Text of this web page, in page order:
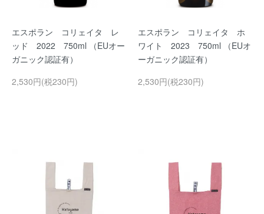
エスポラン コリェイタ レ
ッド 2022 750ml （EUオー
ガニック認証有）
2,530円(税230円)
エスポラン コリェイタ ホ
ワイト 2023 750ml （EUオ
ーガニック認証有）
2,530円(税230円)